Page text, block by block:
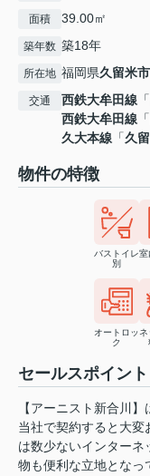
面積 39.00㎡
築年数 築18年
所在地 福岡県久留米市
交通 西鉄大牟田線 「
西鉄大牟田線 「
久大本線 「久
物件の特徴
バストイレ
別
室
オートロッ
ク
ネ
セールスポイント
【アーニスト新合川
当社で契約すると大
は数少ないインター
物も便利な立地となっ